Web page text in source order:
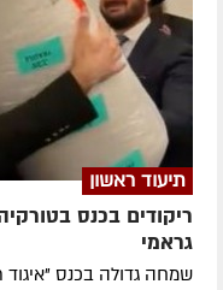
תיעוד ראשון
ריקודים בכנס
גראמי
שמחה גדולה בכנס